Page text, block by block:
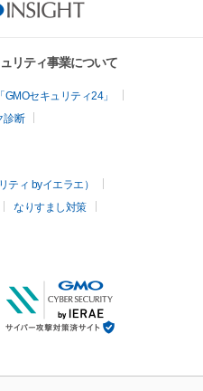
リティ事業について
セキュリティ24」
診断
ティ byイエラエ）
なりすまし対策